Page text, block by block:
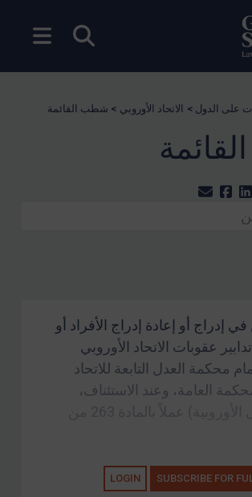
بحث فتح
على الدول > الاتحاد الأوروبي > شطب القائمة
إدراج أو إعادة إدراج الأفراد أو
عقوبات الاتحاد الأوروبي
محكمة العدل التابعة للاتحاد
العامة، وعند الاستئناف،
SUBSCRIBE FOR
LOGIN